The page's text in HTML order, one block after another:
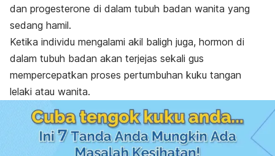
dan progesterone di dalam tubuh badan wanita yang
sedang hamil.
Ketika individu mengalami akil baligh juga, hormon di
dalam tubuh badan akan terjejas sekali gus
mempercepatkan proses pertumbuhan kuku tangan
lelaki atau wanita.